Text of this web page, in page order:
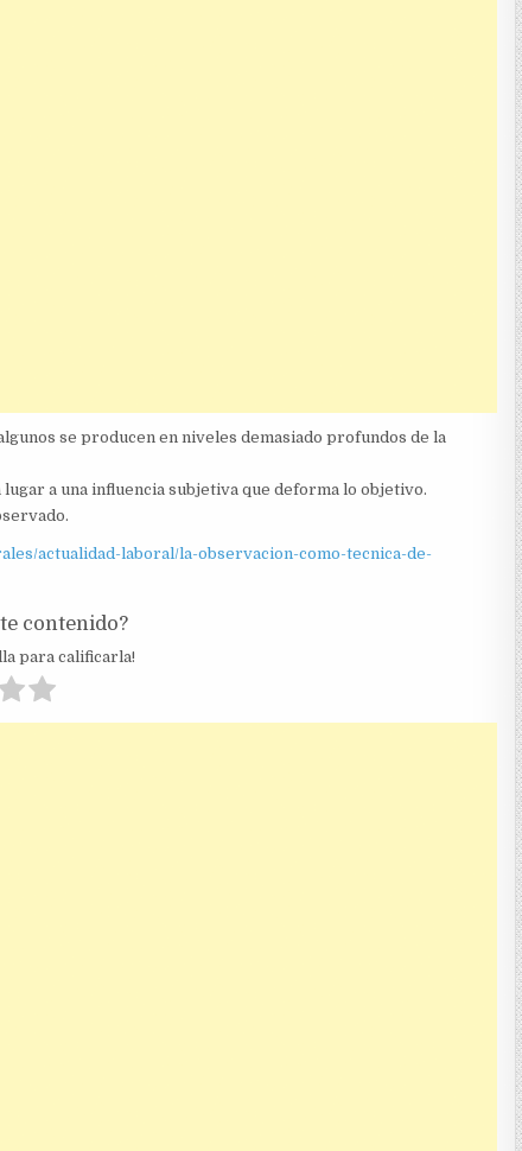
se producen en niveles demasiado profundos de la
a una influencia subjetiva que deforma lo objetivo.
actualidad-laboral/la-observacion-como-tecnica-de-
contenido?
para calificarla!